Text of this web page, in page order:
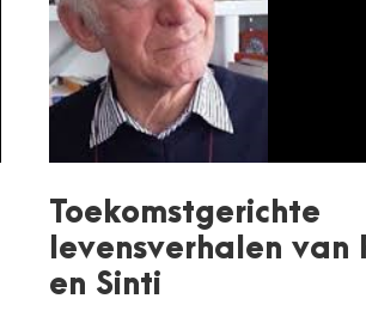
Toekomstgerichte
levensverhalen van
en Sinti